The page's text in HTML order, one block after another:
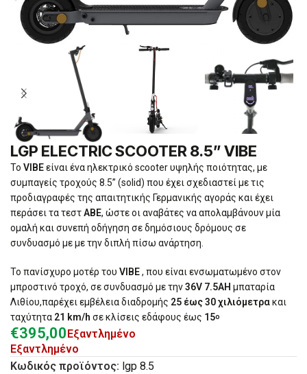
LGP ELECTRIC SCOOTER 8.5” VIBE
Το VIBEείναι ένα ηλεκτρικό scooter υψηλής ποιότητας, με
συμπαγείς τροχούς 8.5” (solid) που έχει σχεδιαστεί με τις
προδιαγραφές της απαιτητικής Γερμανικής αγοράς και έχει
περάσει τα τεστΑΒΕ, ώστε οι αναβάτες να απολαμβάνουν μία
ομαλή και συνεπή οδήγηση σε δημόσιους δρόμους σε
συνδυασμό με με την διπλή πίσω ανάρτηση.
Το πανίσχυρο μοτέρ του VIBE, που είναι ενσωματωμένο στον
μπροστινό τροχό, σε συνδυασμό με την36V 7.5AH μπαταρία
Λιθίου,παρέχει εμβέλεια διαδρομής 25 έως 30 χιλιόμετρακαι
ταχύτητα 21 km/h σε κλίσεις εδάφους έως 15ο
€395,00Εξαντλημένο
Εξαντλημένο
Κωδικός προϊόντος: lgp 8.5